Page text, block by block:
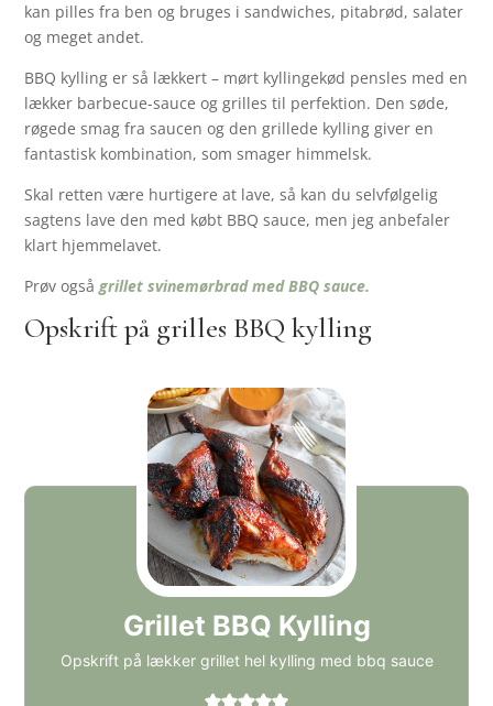
kan pilles fra ben og bruges i sandwiches, pitabrød, salater
og meget andet.
BBQ kylling er så lækkert – mørt kyllingekød pensles med en
lækker barbecue-sauce og grilles til perfektion. Den søde,
røgede smag fra saucen og den grillede kylling giver en
fantastisk kombination, som smager himmelsk.
Skal retten være hurtigere at lave, så kan du selvfølgelig
sagtens lave den med købt BBQ sauce, men jeg anbefaler
klart hjemmelavet.
Prøv også grillet svinemørbrad med BBQ sauce.
Opskrift på grilles BBQ kylling
Grillet BBQ Kylling
Opskrift på lækker grillet hel kylling med bbq sauce